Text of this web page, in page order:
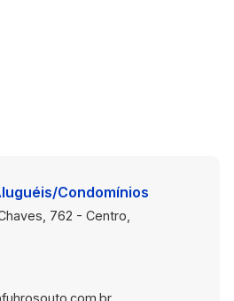
Condomínios
762 - Centro,